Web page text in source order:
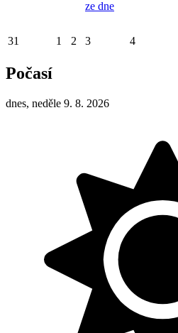
ze dne
31
1 2 3 4
Počasí
dnes, neděle 9. 8. 2026